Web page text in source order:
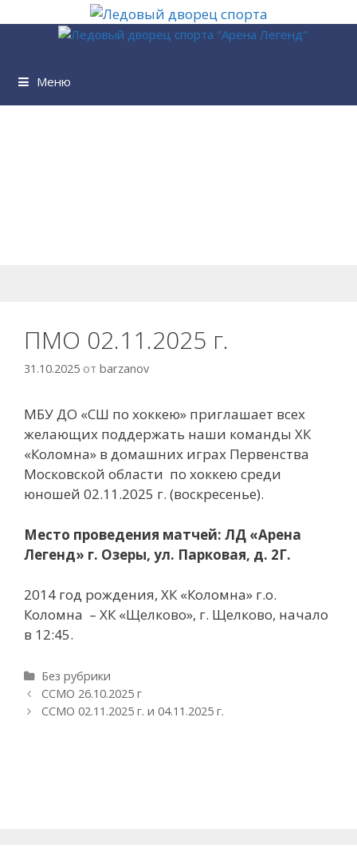
Перейти
содержимому
Меню
ПМО 02.11.2025 г.
31.10.2025 от barzanov
МБУ ДО «СШ по хоккею» приглашает всех
желающих поддержать наши команды ХК
«Коломна» в домашних играх Первенства
Московской области по хоккею среди
юношей 02.11.2025 г. (воскресенье).
Место проведения матчей: ЛД «Арена
Легенд» г. Озеры, ул. Парковая, д. 2Г.
2014 год рождения, ХК «Коломна» г.о.
Коломна – ХК «Щелково», г. Щелково, начало
в 12:45.
Рубрики
Без рубрики
Навигация
записи
ССМО 26.10.2025 г
ССМО 02.11.2025 г. и 04.11.2025 г.